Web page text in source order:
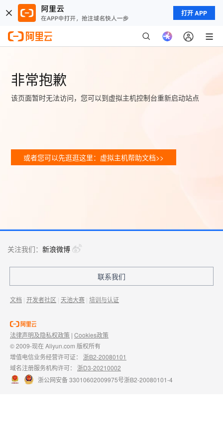
打开 APP
非常抱歉
该页面暂时无法访问，您可以到虚拟主机控制台重新启动站点
或者您可以先逛逛这里：虚拟主机帮助文档>>